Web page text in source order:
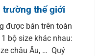
trường thế giới
được bán trên toàn
bộ size khác nhau:
châu Âu, … Quý